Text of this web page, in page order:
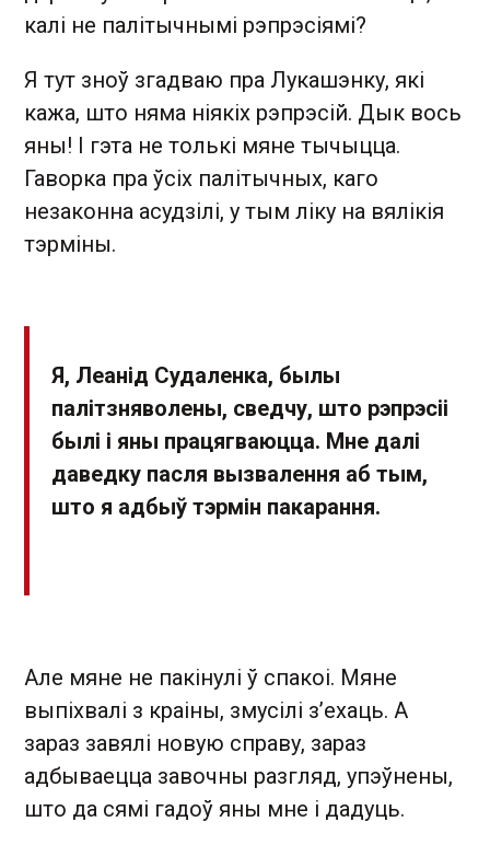
калі не палітычнымі рэпрэсіямі?
Я тут зноў згадваю пра Лукашэнку, які
кажа, што няма ніякіх рэпрэсій. Дык вось
яны! І гэта не толькі мяне тычыцца.
Гаворка пра ўсіх палітычных, каго
незаконна асудзілі, у тым ліку на вялікія
тэрміны.
Я, Леанід Судаленка, былы
палітзняволены, сведчу, што рэпрэсіі
былі і яны працягваюцца. Мне далі
даведку пасля вызвалення аб тым,
што я адбыў тэрмін пакарання.
Але мяне не пакінулі ў спакоі. Мяне
выпіхвалі з краіны, змусілі з’ехаць. А
зараз завялі новую справу, зараз
адбываецца завочны разгляд, упэўнены,
што да сямі гадоў яны мне і дадуць.